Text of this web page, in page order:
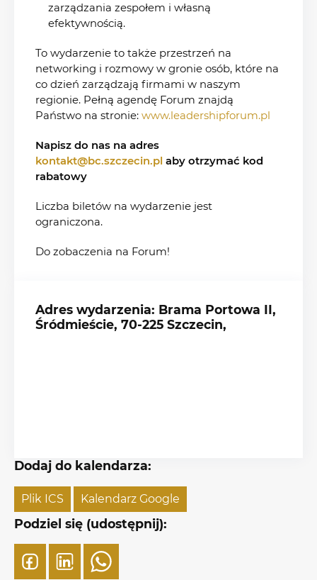
zarządzania zespołem i własną
efektywnością.
To wydarzenie to także przestrzeń na
networking i rozmowy w gronie osób, które na
co dzień zarządzają firmami w naszym
regionie. Pełną agendę Forum znajdą
Państwo na stronie: www.leadershipforum.pl
Napisz do nas na adres
kontakt@bc.szczecin.pl aby otrzymać kod
rabatowy
Liczba biletów na wydarzenie jest
ograniczona.
Do zobaczenia na Forum!
Adres wydarzenia: Brama Portowa II,
Śródmieście, 70-225 Szczecin,
Dodaj do kalendarza:
Plik ICS Kalendarz Google
Podziel się (udostępnij):